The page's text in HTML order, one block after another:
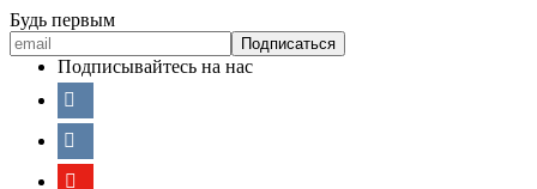
Будь первым
Подписывайтесь на нас